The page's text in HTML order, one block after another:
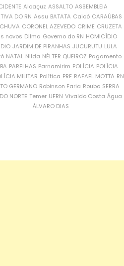
Alcaçuz ASSALTO ASSEMBLEIA
DO RN Assu BATATA Caicó CARAÚBAS
CORONEL AZEVEDO CRIME CRUZETA
novos Dilma Governo do RN HOMICÍDIO
JARDIM DE PIRANHAS JUCURUTU LULA
NATAL Nilda NÉLTER QUEIROZ Pagamento
PARELHAS Parnamirim POLÍCIA POLÍCIA
MILITAR Política PRF RAFAEL MOTTA RN
GERMANO Robinson Faria Roubo SERRA
NORTE Temer UFRN Vivaldo Costa Água
ÁLVARO DIAS